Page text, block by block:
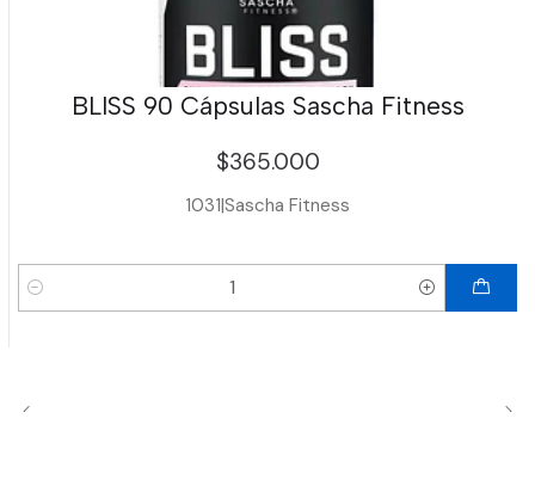
BLISS 90 Cápsulas Sascha Fitness
$365.000
1031|Sascha Fitness
Cantidad